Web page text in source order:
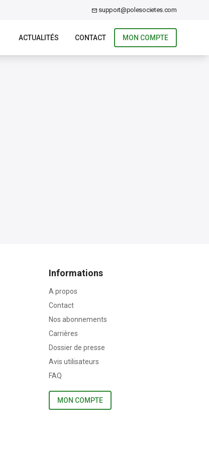
support@polesocietes.com
ACTUALITÉS CONTACT MON COMPTE
Informations
A propos
Contact
Nos abonnements
Carrières
Dossier de presse
Avis utilisateurs
FAQ
MON COMPTE